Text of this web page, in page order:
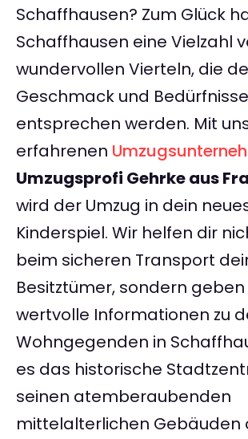
Schaffhausen? Zum Glück
Schaffhausen eine Vielzahl
wundervollen Vierteln, die
Geschmack und Bedürfnisse
entsprechen werden. Mit
erfahrenen
Umzugsprofi Gehrke aus
wird der Umzug in dein
Kinderspiel. Wir helfen dir
beim sicheren Transport
Besitztümer, sondern
wertvolle Informationen zu
Wohngegenden in
es das historische
seinen atemberaubenden
mittelalterlichen Gebäuden